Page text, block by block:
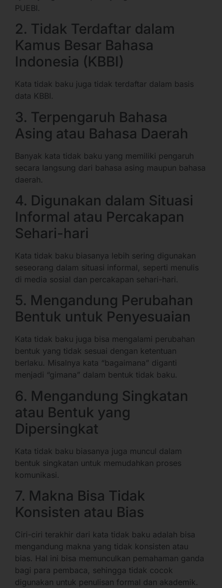
PUEBI.
2. Tidak Terdaftar dalam
Kamus Besar Bahasa
Indonesia (KBBI)
Kata tidak baku juga tidak terdaftar dalam basis
data KBBI.
3. Terpengaruh Bahasa
Asing atau Bahasa Daerah
Banyak kata tidak baku yang memiliki pengaruh
secara langsung dari bahasa asing maupun bahasa
daerah.
4. Digunakan dalam Situasi
Informal atau Percakapan
Sehari-hari
Kata tidak baku biasanya lebih sering digunakan
seseorang dalam situasi informal, seperti menulis
di media sosial dan percakapan sehari-hari.
5. Mengandung Perubahan
Bentuk untuk Penyesuaian
Kata tidak baku juga bisa mengalami perubahan
bentuk yang tidak sesuai dengan ketentuan
berlaku. Misalnya kata “bagaimana” diganti
menjadi “gimana” dalam bentuk tidak baku.
6. Mengandung Singkatan
atau Bentuk yang
Dipersingkat
Kata tidak baku biasanya juga muncul dalam
bentuk singkatan untuk memudahkan proses
komunikasi.
7. Makna Bisa Tidak
Konsisten atau Bias
Ciri-ciri terakhir dari kata tidak baku adalah bisa
mengandung makna yang tidak konsisten atau
bias. Hal ini bisa memunculkan pemahaman ganda
bagi para pembaca, sehingga tidak cocok
digunakan untuk penulisan formal dan akademik.